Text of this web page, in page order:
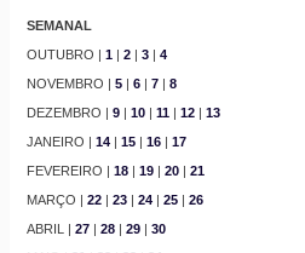
SEMANAL
OUTUBRO | 1| 2| 3| 4
NOVEMBRO | 5| 6| 7| 8
DEZEMBRO | 9| 10| 11| 12| 13
JANEIRO | 14| 15| 16| 17
FEVEREIRO | 18| 19| 20| 21
MARÇO | 22| 23| 24| 25| 26
ABRIL | 27| 28| 29| 30